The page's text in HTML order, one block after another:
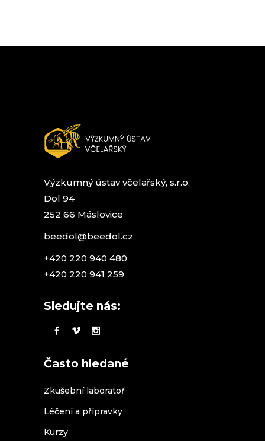
Výzkumný ústav včelařský, s.r.o.
Dol 94
252 66 Máslovice
beedol@beedol.cz
+420 220 940 480
+420 220 941 259
Sledujte nás:
Často hledané
Zkušební laboratoř
Léčení a přípravky
Kurzy